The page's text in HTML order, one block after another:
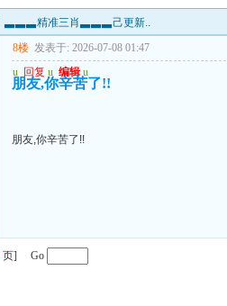
】▃▃▃精准三肖▃▃▃己更新..
8楼 发表于: 2026-07-08 01:47
u 回复 u 编辑 u
朋友,你辛苦了!!
朋友,你辛苦了!!
页] Go